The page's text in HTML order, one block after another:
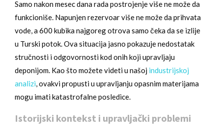
Samo nakon mesec dana rada postrojenje više ne može da
funkcioniše. Napunjen rezervoar više ne može da prihvata
vode, a 600 kubika najgoreg otrova samo čeka da se izlije
u Turski potok. Ova situacija jasno pokazuje nedostatak
stručnosti i odgovornosti kod onih koji upravljaju
deponijom. Kao što možete videti u našoj industrijskoj
analizi, ovakvi propusti u upravljanju opasnim materijama
mogu imati katastrofalne posledice.
Istorijski kontekst i upravljački problemi